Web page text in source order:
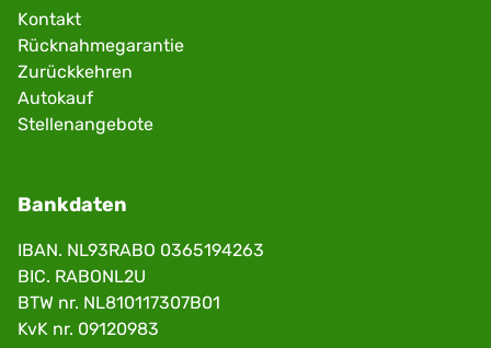
Kontakt
Rücknahmegarantie
Zurückkehren
Autokauf
Stellenangebote
Bankdaten
IBAN. NL93RABO 0365194263
BIC. RABONL2U
BTW nr. NL810117307B01
KvK nr. 09120983